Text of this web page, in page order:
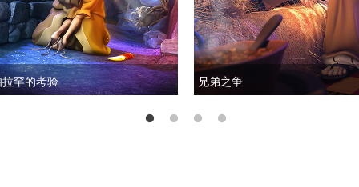
罕的考验 兄弟之争